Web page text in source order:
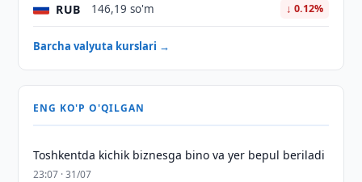
RUB 146,19 so'm ↓ 0.12%
Barcha valyuta kurslari →
ENG KO'P O'QILGAN
Toshkentda kichik biznesga bino va yer bepul beriladi
23:07 · 31/07